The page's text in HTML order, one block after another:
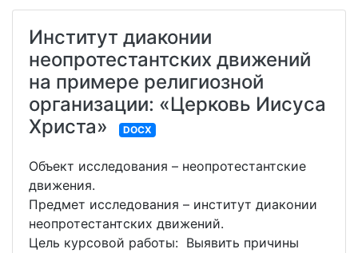
Институт диаконии
неопротестантских движений
на примере религиозной
организации: «Церковь Иисуса
Христа»
DOCX
Объект исследования – неопротестантские
движения.
Предмет исследования – институт диаконии
неопротестантских движений.
Цель курсовой работы: Выявить причины